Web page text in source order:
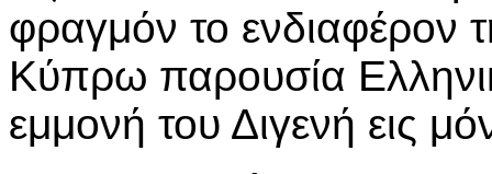
φραγμόν το ενδιαφέρον
Κύπρω παρουσία
εμμονή του Διγενή εις